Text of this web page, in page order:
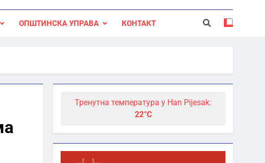
ОПШТИНСКА УПРАВА КОНТАКТ
Тренутна температура у Han Pijesak:
22°C